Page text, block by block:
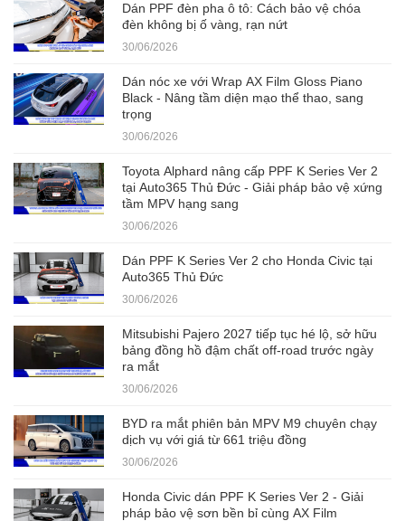
Dán PPF đèn pha ô tô: Cách bảo vệ chóa
đèn không bị ố vàng, rạn nứt
30/06/2026
Dán nóc xe với Wrap AX Film Gloss Piano
Black - Nâng tầm diện mạo thể thao, sang
trọng
30/06/2026
Toyota Alphard nâng cấp PPF K Series Ver 2
tại Auto365 Thủ Đức - Giải pháp bảo vệ xứng
tầm MPV hạng sang
30/06/2026
Dán PPF K Series Ver 2 cho Honda Civic tại
Auto365 Thủ Đức
30/06/2026
Mitsubishi Pajero 2027 tiếp tục hé lộ, sở hữu
bảng đồng hồ đậm chất off-road trước ngày
ra mắt
30/06/2026
BYD ra mắt phiên bản MPV M9 chuyên chạy
dịch vụ với giá từ 661 triệu đồng
30/06/2026
Honda Civic dán PPF K Series Ver 2 - Giải
pháp bảo vệ sơn bền bỉ cùng AX Film